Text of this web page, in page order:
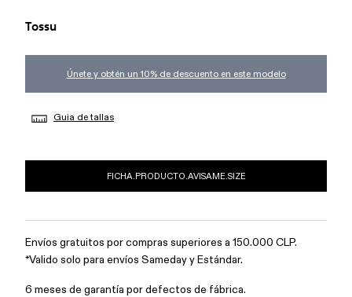
Tossu
Únete y obtén un 10% de descuento en este modelo
Guia de tallas
FICHA.PRODUCTO.AVISAME.SIZE
Envíos gratuitos por compras superiores a 150.000 CLP.
*Valido solo para envíos Sameday y Estándar.
6 meses de garantía por defectos de fábrica.